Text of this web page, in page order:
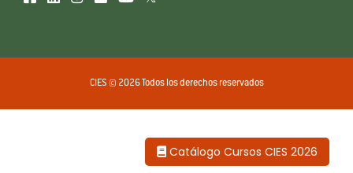
CIES © 2026 Todos los derechos reservados
Catálogo Cursos CIES 2026